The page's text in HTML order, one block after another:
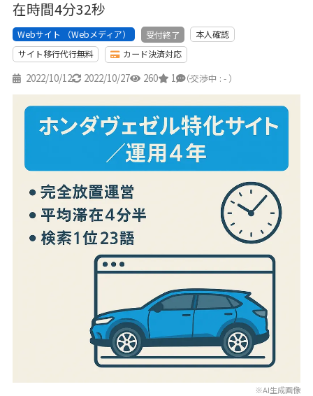
在時間4分32秒
Webサイト （Webメディア） 受付終了
本人確認
サイト移行代行無料
カード決済対応
2022/10/12 2022/10/27 260 1 -
（交渉中 : - ）
※AI生成画像